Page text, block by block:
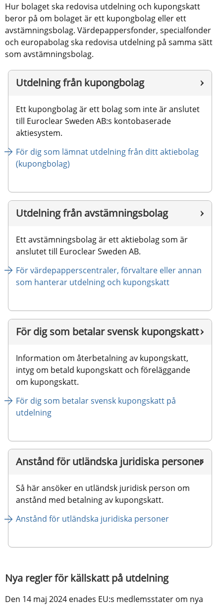
Hur bolaget ska redovisa utdelning och kupongskatt
beror på om bolaget är ett kupongbolag eller ett
avstämningsbolag. Värdepappersfonder, specialfonder
och europabolag ska redovisa utdelning på samma sätt
som avstämningsbolag.
Utdelning från kupongbolag
Ett kupongbolag är ett bolag som inte är anslutet
till Euroclear Sweden AB:s kontobaserade
aktiesystem.
För dig som lämnat utdelning från ditt aktiebolag
(kupongbolag)
Utdelning från avstämningsbolag
Ett avstämningsbolag är ett aktiebolag som är
anslutet till Euroclear Sweden AB.
För värdepapperscentraler, förvaltare eller annan
som hanterar utdelning och kupongskatt
För dig som betalar svensk kupongskatt
Information om återbetalning av kupongskatt,
intyg om betald kupongskatt och föreläggande
om kupongskatt.
För dig som betalar svensk kupongskatt på
utdelning
Anstånd för utländska juridiska personer
Så här ansöker en utländsk juridisk person om
anstånd med betalning av kupongskatt.
Anstånd för utländska juridiska personer
Nya regler för källskatt på utdelning
Den 14 maj 2024 enades EU:s medlemsstater om nya